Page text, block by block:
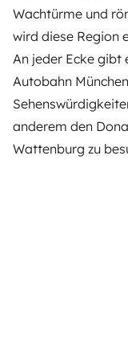
Wachtürme und
wird diese Region
An jeder Ecke gibt
Autobahn
anderem den
Wattenburg zu